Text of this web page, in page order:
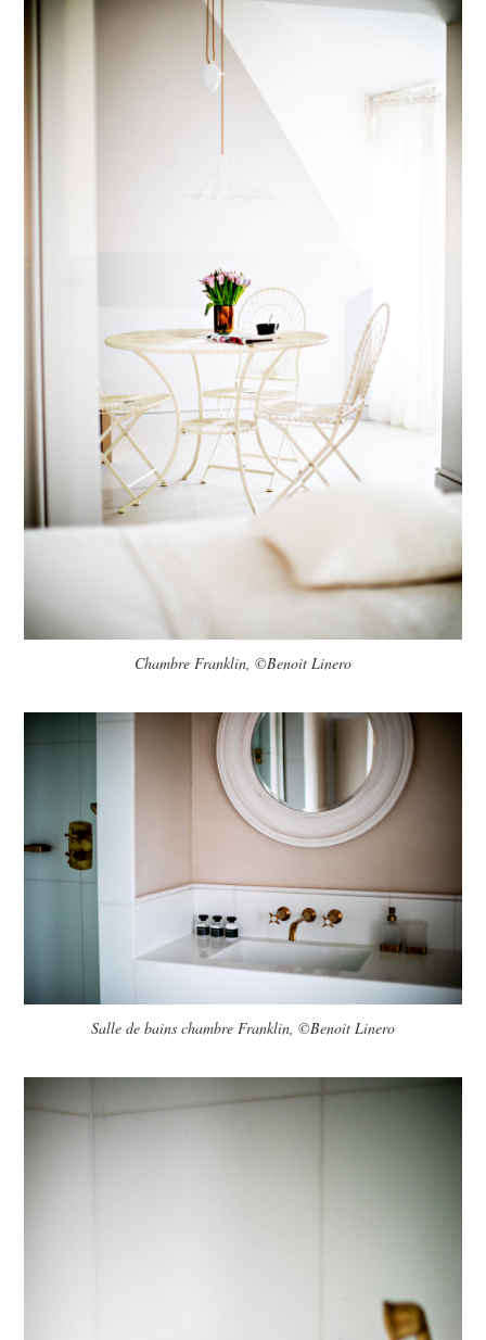
Chambre Franklin, ©Benoit Linero
Salle de bains chambre Franklin, ©Benoit Linero